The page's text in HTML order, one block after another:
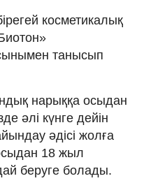
косметикалық
танысып
нарыққа осыдан
әлі күнге дейін
әдісі жолға
18 жыл
беруге болады.